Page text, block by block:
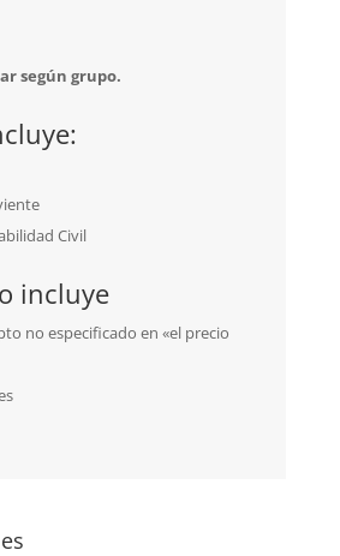
según grupo.
Civil
incluye
no especificado en «el precio